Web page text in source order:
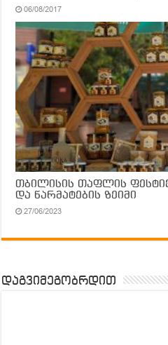
06/08/2017
თბილისის თაფლის
და წარმატების ზეიმი
27/06/2023
დაგვიმეგობრდით